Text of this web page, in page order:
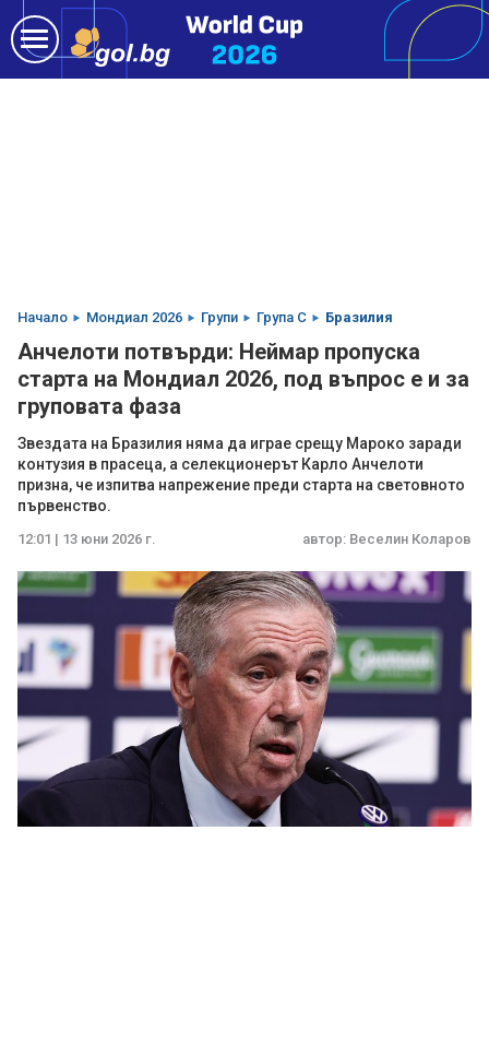
Начало Мондиал 2026 Групи Група C Бразилия
Анчелоти потвърди: Неймар пропуска
старта на Мондиал 2026, под въпрос е и за
груповата фаза
Звездата на Бразилия няма да играе срещу Мароко заради
контузия в прасеца, а селекционерът Карло Анчелоти
призна, че изпитва напрежение преди старта на световното
първенство.
12:01 | 13 юни 2026 г. автор: Веселин Коларов